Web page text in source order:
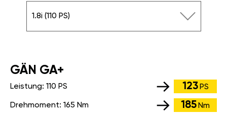
1.8i (110 PS)
GÄN GA+
Leistung: 110 PS 123 PS
Drehmoment: 165 Nm 185 Nm